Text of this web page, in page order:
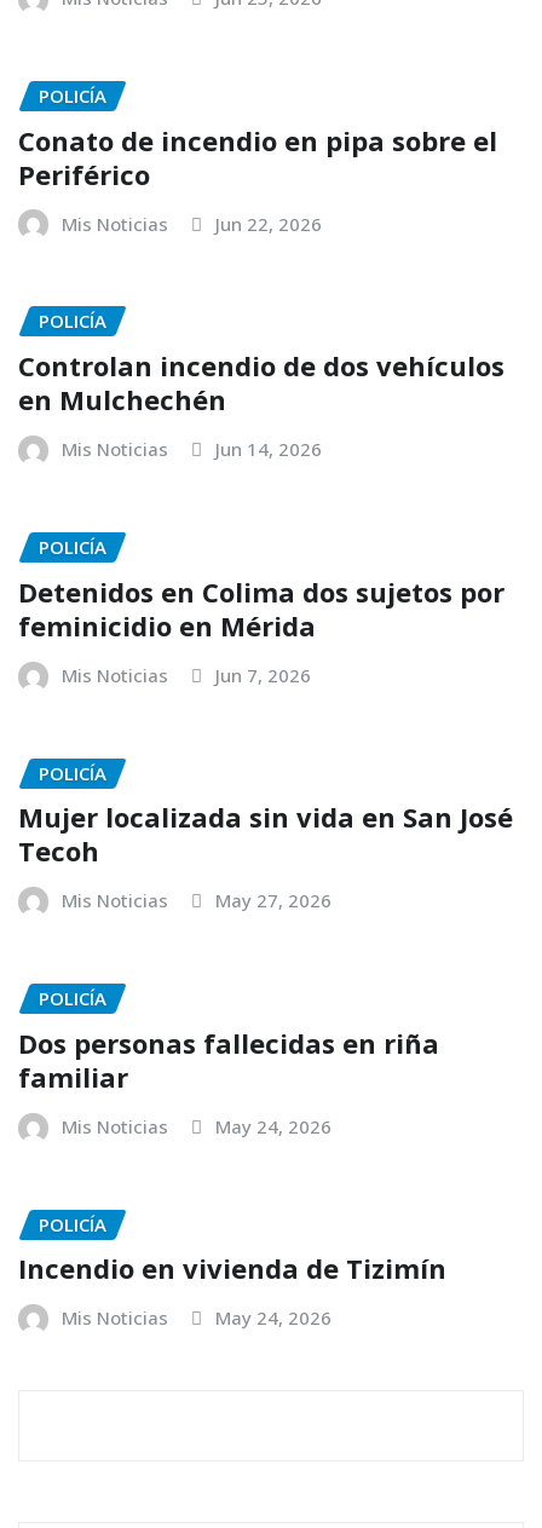
POLICÍA
Conato de incendio en pipa sobre el
Periférico
Mis Noticias Jun 22, 2026
POLICÍA
Controlan incendio de dos vehículos
en Mulchechén
Mis Noticias Jun 14, 2026
POLICÍA
Detenidos en Colima dos sujetos por
feminicidio en Mérida
Mis Noticias Jun 7, 2026
POLICÍA
Mujer localizada sin vida en San José
Tecoh
Mis Noticias May 27, 2026
POLICÍA
Dos personas fallecidas en riña
familiar
Mis Noticias May 24, 2026
POLICÍA
Incendio en vivienda de Tizimín
Mis Noticias May 24, 2026